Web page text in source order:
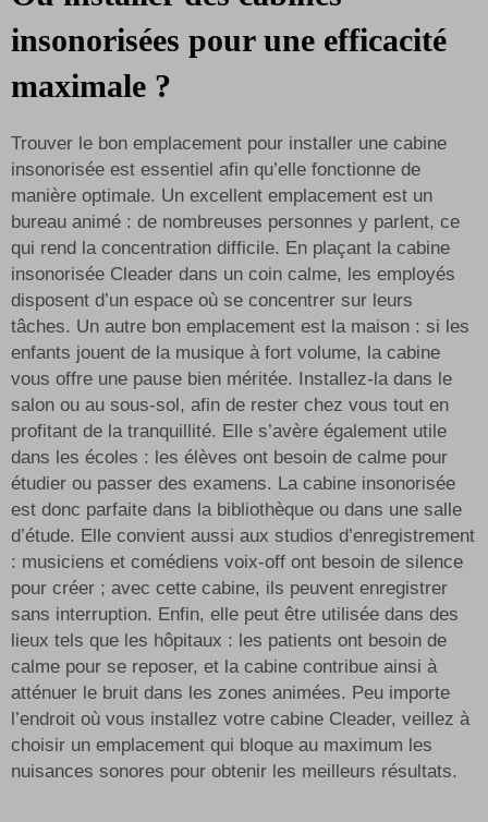
insonorisées pour une efficacité
maximale ?
Trouver le bon emplacement pour installer une cabine
insonorisée est essentiel afin qu’elle fonctionne de
manière optimale. Un excellent emplacement est un
bureau animé : de nombreuses personnes y parlent, ce
qui rend la concentration difficile. En plaçant la cabine
insonorisée Cleader dans un coin calme, les employés
disposent d’un espace où se concentrer sur leurs
tâches. Un autre bon emplacement est la maison : si les
enfants jouent de la musique à fort volume, la cabine
vous offre une pause bien méritée. Installez-la dans le
salon ou au sous-sol, afin de rester chez vous tout en
profitant de la tranquillité. Elle s’avère également utile
dans les écoles : les élèves ont besoin de calme pour
étudier ou passer des examens. La cabine insonorisée
est donc parfaite dans la bibliothèque ou dans une salle
d’étude. Elle convient aussi aux studios d’enregistrement
: musiciens et comédiens voix-off ont besoin de silence
pour créer ; avec cette cabine, ils peuvent enregistrer
sans interruption. Enfin, elle peut être utilisée dans des
lieux tels que les hôpitaux : les patients ont besoin de
calme pour se reposer, et la cabine contribue ainsi à
atténuer le bruit dans les zones animées. Peu importe
l’endroit où vous installez votre cabine Cleader, veillez à
choisir un emplacement qui bloque au maximum les
nuisances sonores pour obtenir les meilleurs résultats.